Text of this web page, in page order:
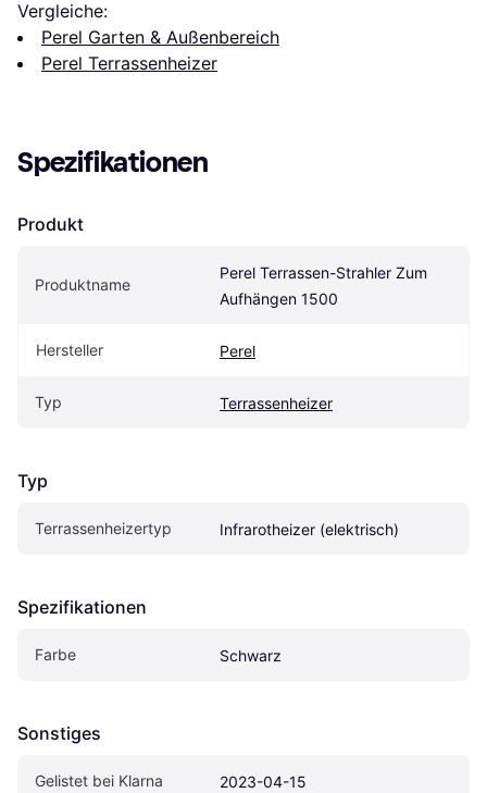
Vergleiche:
Perel Garten & Außenbereich
Perel Terrassenheizer
Spezifikationen
Produkt
Produktname
Perel Terrassen-Strahler Zum
Aufhängen 1500
Hersteller Perel
Typ Terrassenheizer
Typ
Terrassenheizertyp Infrarotheizer (elektrisch)
Spezifikationen
Farbe Schwarz
Sonstiges
Gelistet bei Klarna 2023-04-15